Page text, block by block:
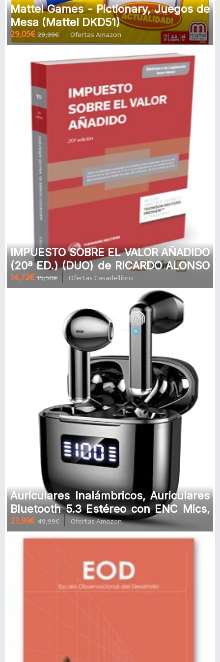
Mattel Games - Pictionary, Juegos de
Mesa (Mattel DKD51)
29,05€ 29,99€ Ofertas Amazon
IMPUESTO SOBRE EL VALOR AÑADIDO
(20ª ED.) (DUO) de RICARDO ALONSO
GARCIA
14,72€ 15,50€ Ofertas Casadellibro
Auriculares Inalámbricos, Auriculares
Bluetooth 5.3 Estéreo con ENC Mics,
25H Cascos Inalambricos
23,99€ 49,99€ Ofertas Amazon